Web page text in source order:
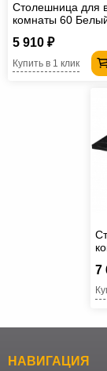
компьютер
для
ванной
Мебель
трансформер
Матрасы
Столешница для
комнаты 60
5 910 ₽
Купить в 1 клик
7
НАВИГАЦИЯ